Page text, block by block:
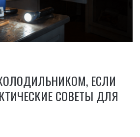
ЕСЛИ
СОВЕТЫ ДЛЯ